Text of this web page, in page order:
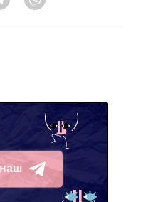
Telegram